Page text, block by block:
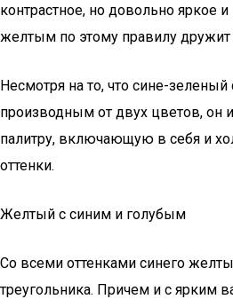
контрастное, но довольно яркое
желтым по этому правилу
Несмотря на то, что сине-зеленый
производным от двух цветов, он
палитру, включающую в себя и
оттенки.
Желтый с синим и голубым
Со всеми оттенками синего
треугольника. Причем и с ярким